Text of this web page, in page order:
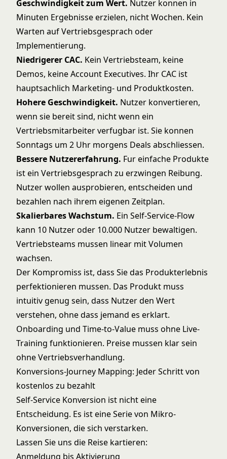
Geschwindigkeit zum Wert. Nutzer konnen in
Minuten Ergebnisse erzielen, nicht Wochen. Kein
Warten auf Vertriebsgesprach oder
Implementierung.
Niedrigerer CAC. Kein Vertriebsteam, keine
Demos, keine Account Executives. Ihr CAC ist
hauptsachlich Marketing- und Produktkosten.
Hohere Geschwindigkeit. Nutzer konvertieren,
wenn sie bereit sind, nicht wenn ein
Vertriebsmitarbeiter verfugbar ist. Sie konnen
Sonntags um 2 Uhr morgens Deals abschliessen.
Bessere Nutzererfahrung. Fur einfache Produkte
ist ein Vertriebsgesprach zu erzwingen Reibung.
Nutzer wollen ausprobieren, entscheiden und
bezahlen nach ihrem eigenen Zeitplan.
Skalierbares Wachstum. Ein Self-Service-Flow
kann 10 Nutzer oder 10.000 Nutzer bewaltigen.
Vertriebsteams mussen linear mit Volumen
wachsen.
Der Kompromiss ist, dass Sie das Produkterlebnis
perfektionieren mussen. Das Produkt muss
intuitiv genug sein, dass Nutzer den Wert
verstehen, ohne dass jemand es erklart.
Onboarding und Time-to-Value muss ohne Live-
Training funktionieren. Preise mussen klar sein
ohne Vertriebsverhandlung.
Konversions-Journey Mapping: Jeder Schritt von
kostenlos zu bezahlt
Self-Service Konversion ist nicht eine
Entscheidung. Es ist eine Serie von Mikro-
Konversionen, die sich verstarken.
Lassen Sie uns die Reise kartieren:
Anmeldung bis Aktivierung